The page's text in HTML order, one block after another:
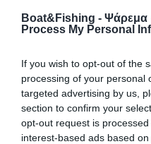
Boat&Fishing - Ψάρεμα
Process My Personal
If you wish to opt-out of the
processing of your personal
targeted advertising by us,
section to confirm your
opt-out request is
interest-based ads based
σταθείς ακριβώς πάνω από
έχει! Η ηλεκτρική άγκυρα
Εξοπλισμός
Όταν ψαρεύουμε ρηχά,
άνετα να παίξει τον